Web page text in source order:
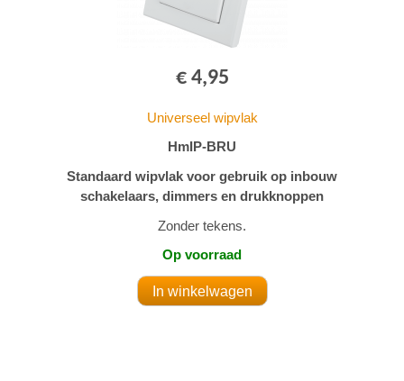
€ 4,95
Universeel wipvlak
HmIP-BRU
Standaard wipvlak voor gebruik op inbouw
schakelaars, dimmers en drukknoppen
Zonder tekens.
Op voorraad